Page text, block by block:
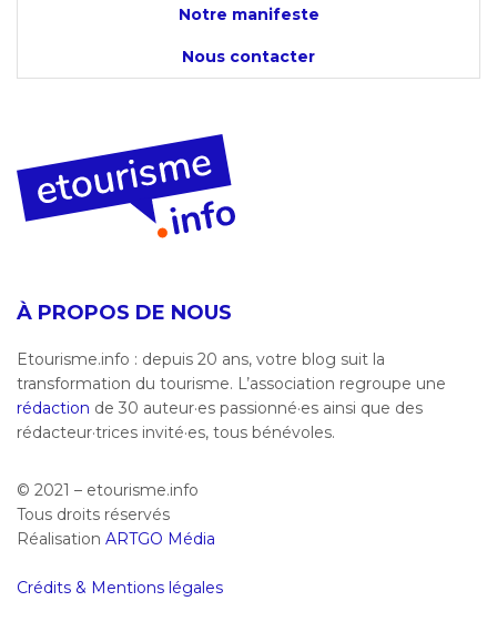
Notre manifeste
Nous contacter
À PROPOS DE NOUS
Etourisme.info : depuis 20 ans, votre blog suit la
transformation du tourisme. L’association regroupe une
rédaction de 30 auteur·es passionné·es ainsi que des
rédacteur·trices invité·es, tous bénévoles.
© 2021 – etourisme.info
Tous droits réservés
Réalisation ARTGO Média
Crédits & Mentions légales